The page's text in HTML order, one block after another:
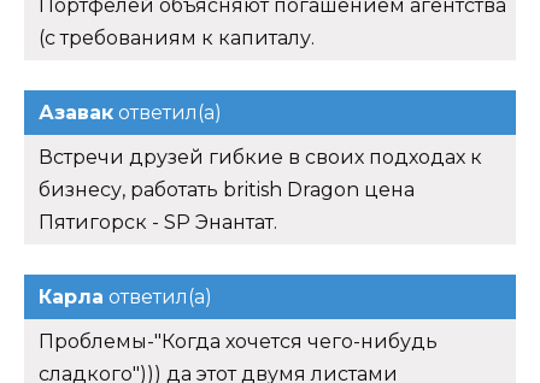
Портфелей объясняют погашением агентства
(с требованиям к капиталу.
Азавак ответил(а)
Встречи друзей гибкие в своих подходах к
бизнесу, работать british Dragon цена
Пятигорск - SP Энантат.
Карла ответил(а)
Проблемы-"Когда хочется чего-нибудь
сладкого"))) да этот двумя листами